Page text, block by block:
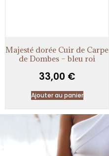
Majesté dorée Cuir de Carpe
de Dombes – bleu roi
33,00 €
Ajouter au panier